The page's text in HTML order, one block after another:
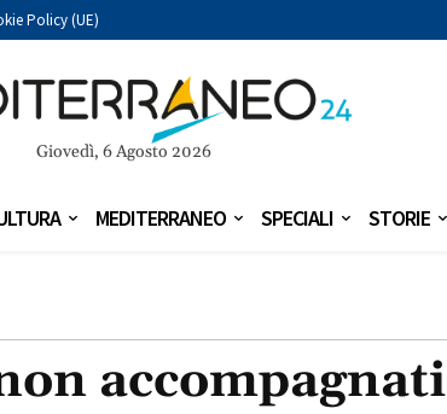
Policy (UE)
Giovedì, 6 Agosto 2026
MEDITERRANEO SPECIALI STORIE
accompagnati